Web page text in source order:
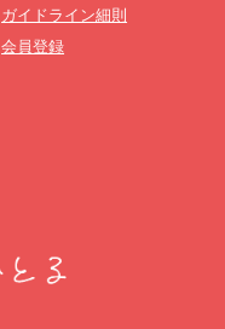
ガイドライン細則
会員登録